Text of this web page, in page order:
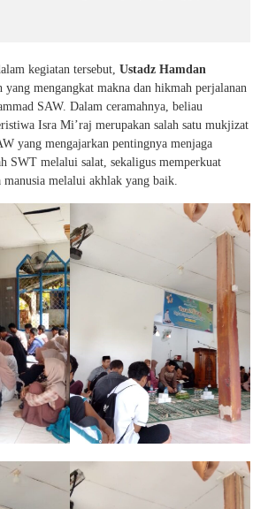
kegiatan tersebut, Ustadz Hamdan
yang mengangkat makna dan hikmah perjalanan
SAW. Dalam ceramahnya, beliau
Isra Mi’raj merupakan salah satu mukjizat
yang mengajarkan pentingnya menjaga
SWT melalui salat, sekaligus memperkuat
manusia melalui akhlak yang baik.